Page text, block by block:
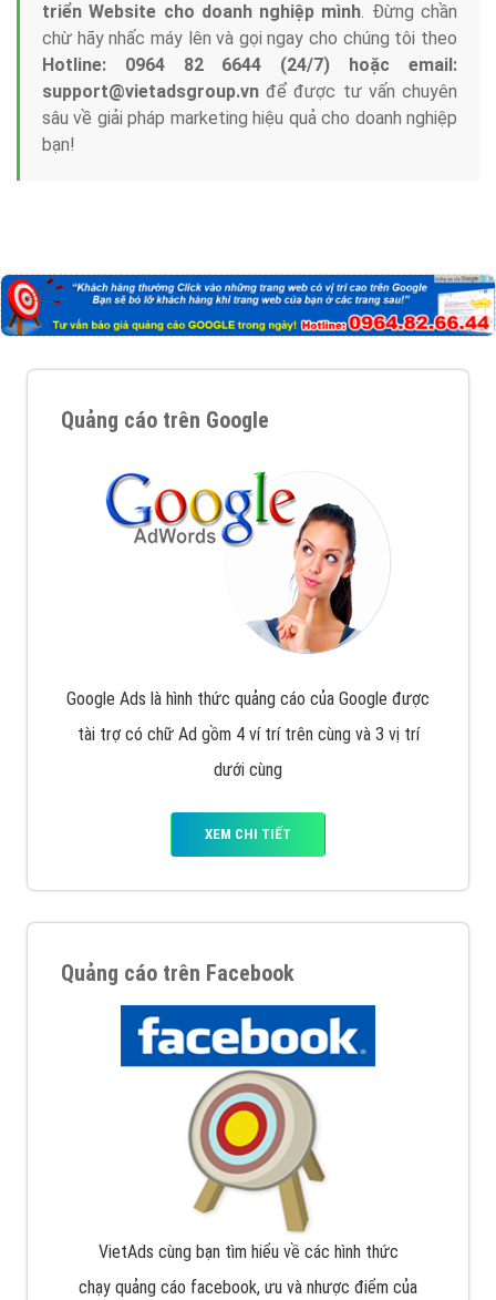
triển Website cho doanh nghiệp mình. Đừng chần
chừ hãy nhấc máy lên và gọi ngay cho chúng tôi theo
Hotline: 0964 82 6644 (24/7) hoặc email:
support@vietadsgroup.vn để được tư vấn chuyên
sâu về giải pháp marketing hiệu quả cho doanh nghiệp
bạn!
Quảng cáo trên Google
Google Ads là hình thức quảng cáo của Google được
tài trợ có chữ Ad gồm 4 ví trí trên cùng và 3 vị trí
dưới cùng
XEM CHI TIẾT
Quảng cáo trên Facebook
VietAds cùng bạn tìm hiểu về các hình thức
chạy quảng cáo facebook, ưu và nhược điểm của